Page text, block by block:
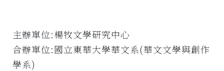
主辦單位:楊牧文學研究中心
合辦單位:國立東華大學華文系(華文文學與創作
學系)